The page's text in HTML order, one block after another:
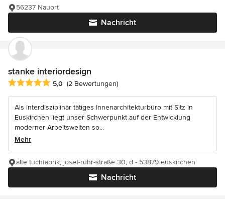
Nachricht
56237 Nauort
stanke interiordesign
Durchschnittliche Bewertung: 5 von 5 Sternen
5,0 (2 Bewertungen)
Als interdisziplinär tätiges Innenarchitekturbüro mit Sitz in
Euskirchen liegt unser Schwerpunkt auf der Entwicklung
moderner Arbeitswelten so...
Mehr
Nachricht
alte tuchfabrik, josef-ruhr-straße 30, d - 53879 euskirchen